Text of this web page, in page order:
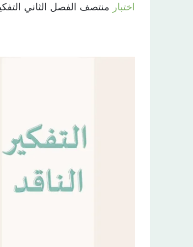
اختبار منتصف الفصل الثاني التفكير